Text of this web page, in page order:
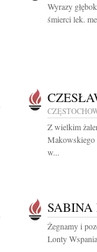
Wyrazy
śmierci lek.
Z wielkim
Makowskiego
w...
Żegnamy i
Lonty